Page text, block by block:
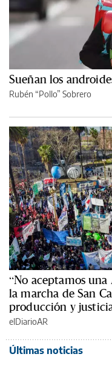
Sueñan los
Rubén “Pollo” Sobrero
“No aceptamos
la marcha de San
producción y
elDiarioAR
Últimas noticias